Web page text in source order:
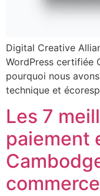
Digital Creative
WordPress certifiée
pourquoi nous
technique et
Les 7
paiement
commerce